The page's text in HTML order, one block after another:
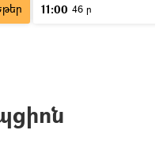
11:00 46 ր